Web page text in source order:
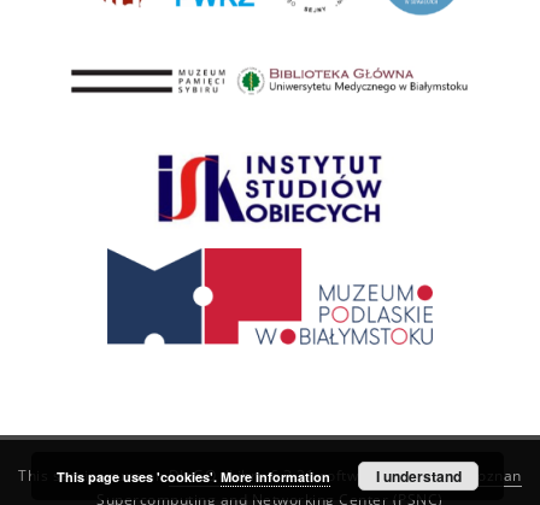
This service runs onDInGO dLibra 6.3.21software created by
Poznan
Supercomputing and Networking Center (PSNC)
This page uses 'cookies'. More information I understand